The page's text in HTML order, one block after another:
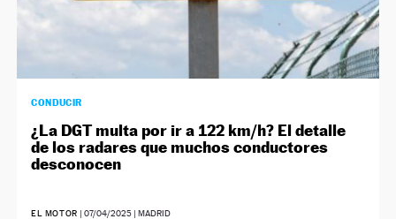
CONDUCIR
¿La DGT multa por ir a 122 km/h? El detalle
de los radares que muchos conductores
desconocen
EL MOTOR | 07/04/2025| MADRID